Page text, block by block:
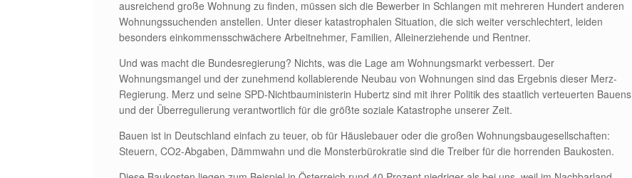
ausreichend große Wohnung zu finden, müssen sich die Bewerber in Schlangen mit mehreren Hundert anderen
Wohnungssuchenden anstellen. Unter dieser katastrophalen Situation, die sich weiter verschlechtert, leiden
besonders einkommensschwächere Arbeitnehmer, Familien, Alleinerziehende und Rentner.
Und was macht die Bundesregierung? Nichts, was die Lage am Wohnungsmarkt verbessert. Der
Wohnungsmangel und der zunehmend kollabierende Neubau von Wohnungen sind das Ergebnis dieser Merz-
Regierung. Merz und seine SPD-Nichtbauministerin Hubertz sind mit ihrer Politik des staatlich verteuerten Bauens
und der Überregulierung verantwortlich für die größte soziale Katastrophe unserer Zeit.
Bauen ist in Deutschland einfach zu teuer, ob für Häuslebauer oder die großen Wohnungsbaugesellschaften:
Steuern, CO2-Abgaben, Dämmwahn und die Monsterbürokratie sind die Treiber für die horrenden Baukosten.